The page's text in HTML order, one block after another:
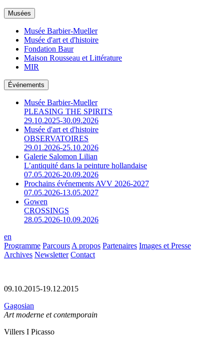
Musées
Musée Barbier-Mueller
Musée d'art et d'histoire
Fondation Baur
Maison Rousseau et Littérature
MIR
Événements
Musée Barbier-Mueller
PLEASING THE SPIRITS
29.10.2025-30.09.2026
Musée d'art et d'histoire
OBSERVATOIRES
29.01.2026-25.10.2026
Galerie Salomon Lilian
L’antiquité dans la peinture hollandaise
07.05.2026-20.09.2026
Prochains événements AVV 2026-2027
07.05.2026-13.05.2027
Gowen
CROSSINGS
28.05.2026-10.09.2026
en
Programme Parcours A propos Partenaires Images et Presse
Archives Newsletter Contact
09.10.2015-19.12.2015
Gagosian
Art moderne et contemporain
Villers I Picasso